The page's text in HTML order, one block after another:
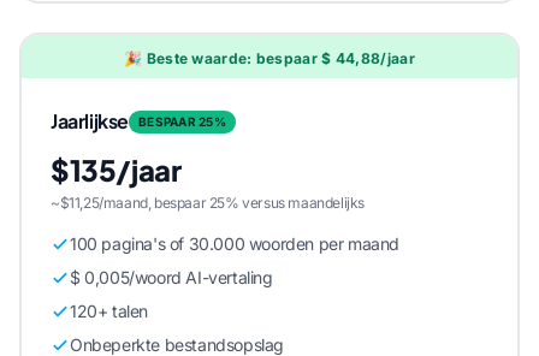
🎉 Beste waarde: bespaar $ 44,88/jaar
Jaarlijkse BESPAAR 25%
$135/jaar
~$11,25/maand, bespaar 25% versus maandelijks
100 pagina's of 30.000 woorden per maand
$ 0,005/woord AI-vertaling
120+ talen
Onbeperkte bestandsopslag